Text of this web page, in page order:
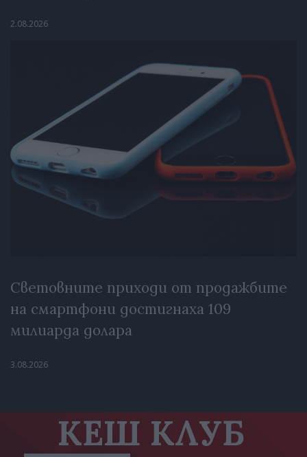
2.08.2026
Световните приходи от продажбите
на смартфони достигнаха 109
милиарда долара
3.08.2026
КЕШ КЛУБ